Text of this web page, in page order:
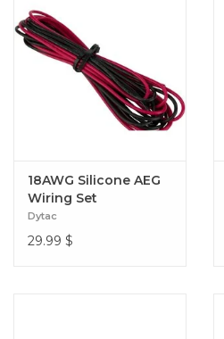
18AWG Silicone AEG
Wiring Set
Dytac
29.99 $